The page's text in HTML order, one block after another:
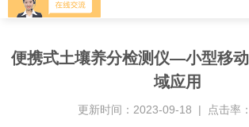
便携式土壤养分检测仪—小型移
域应用
更新时间：2023-09-18 | 点击率